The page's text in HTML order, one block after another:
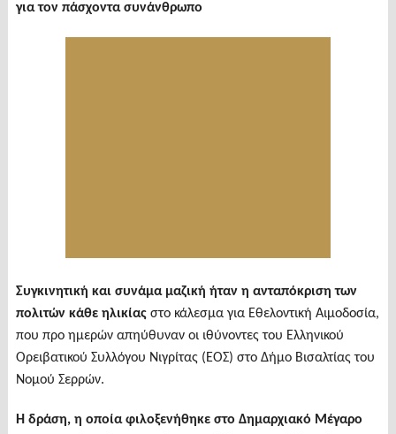
για τον πάσχοντα συνάνθρωπο
Συγκινητική και συνάμα μαζική ήταν η ανταπόκριση των
πολιτών κάθε ηλικίαςστο κάλεσμα για Εθελοντική Αιμοδοσία,
που προ ημερών απηύθυναν οι ιθύνοντες του Ελληνικού
Ορειβατικού Συλλόγου Νιγρίτας (ΕΟΣ) στο Δήμο Βισαλτίας του
Νομού Σερρών.
Η δράση, η οποία φιλοξενήθηκε στο Δημαρχιακό Μέγαρο